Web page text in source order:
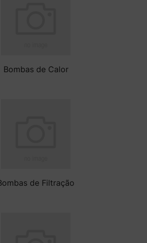
Bombas de Calor
de Filtração